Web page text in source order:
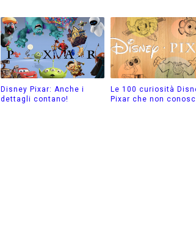
Disney Pixar: Anche i
dettagli contano!
Le 100 curiosità
Pixar che non